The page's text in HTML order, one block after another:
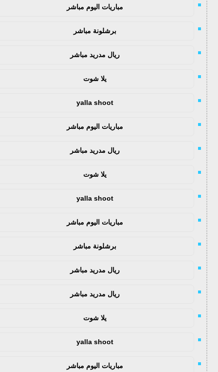
مباريات اليوم مباشر
برشلونة مباشر
ريال مدريد مباشر
يلا شوت
yalla shoot
مباريات اليوم مباشر
ريال مدريد مباشر
يلا شوت
yalla shoot
مباريات اليوم مباشر
برشلونة مباشر
ريال مدريد مباشر
ريال مدريد مباشر
يلا شوت
yalla shoot
مباريات اليوم مباشر